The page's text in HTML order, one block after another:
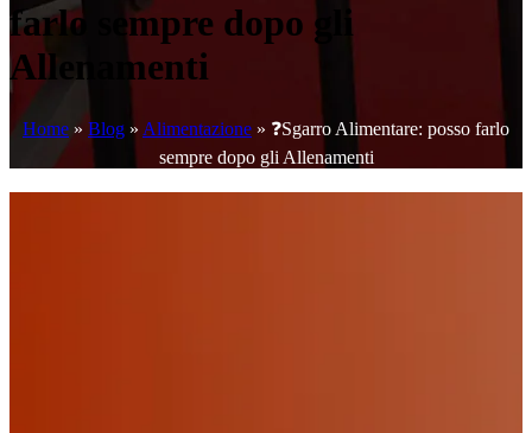
farlo sempre dopo gli
Allenamenti
Home » Blog » Alimentazione » ❓Sgarro Alimentare: posso farlo
sempre dopo gli Allenamenti